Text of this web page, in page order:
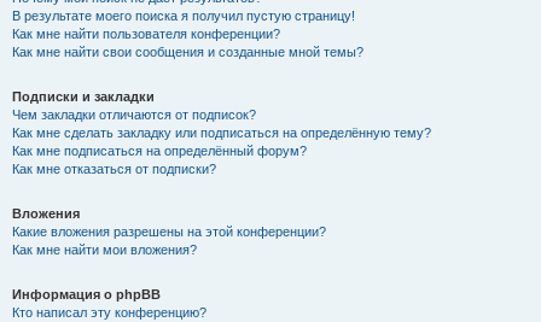
В результате моего поиска я получил пустую страницу!
Как мне найти пользователя конференции?
Как мне найти свои сообщения и созданные мной темы?
Подписки и закладки
Чем закладки отличаются от подписок?
Как мне сделать закладку или подписаться на определённую тему?
Как мне подписаться на определённый форум?
Как мне отказаться от подписки?
Вложения
Какие вложения разрешены на этой конференции?
Как мне найти мои вложения?
Информация о phpBB
Кто написал эту конференцию?